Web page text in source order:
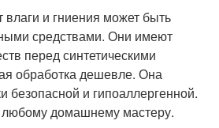
и гниения может быть
средствами. Они имеют
перед синтетическими
обработка дешевле. Она
безопасной и гипоаллергенной.
любому домашнему мастеру.